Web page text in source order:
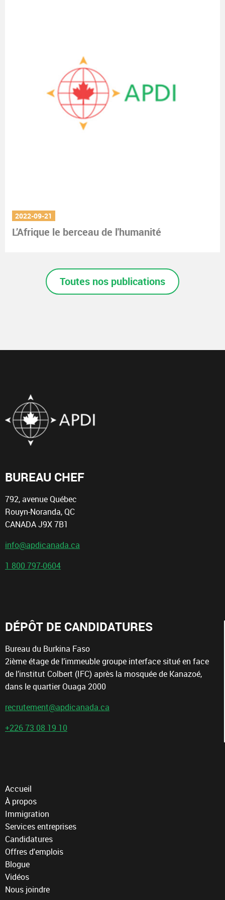
2022-09-21
L’Afrique le berceau de l'humanité
Toutes nos publications
BUREAU CHEF
792, avenue Québec
Rouyn-Noranda, QC
CANADA J9X 7B1
info@apdicanada.ca
1 800 797-0604
DÉPÔT DE CANDIDATURES
Bureau du Burkina Faso
2ième étage de l’immeuble groupe interface situé en face
de l’institut Colbert (IFC) après la mosquée de Kanazoé,
dans le quartier Ouaga 2000
recrutement@apdicanada.ca
+226 73 08 19 10
Accueil
À propos
Immigration
Services entreprises
Candidatures
Offres d'emplois
Blogue
Vidéos
Nous joindre